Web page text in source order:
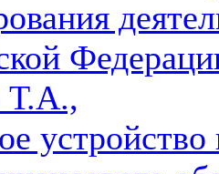
Т.А.,